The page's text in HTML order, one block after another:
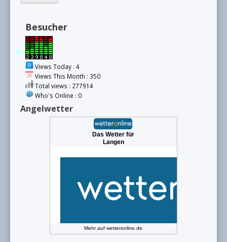
Besucher
Views Today : 4
Views This Month : 350
Total views : 277914
Who's Online : 0
Angelwetter
Das Wetter für
Langen
Mehr aufwetteronline.de